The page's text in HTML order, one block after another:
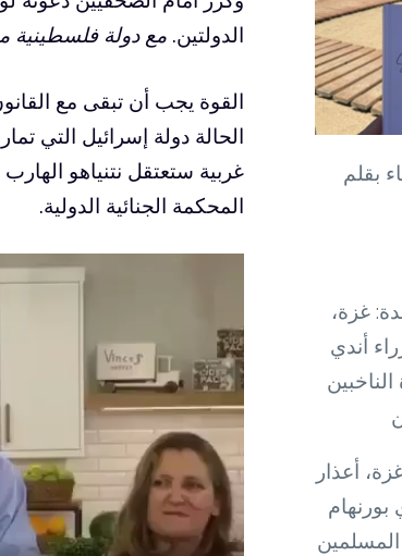
الدولتين. مع دولة فلسطينية
القوة يجب أن تبقى مع
الحالة دولة إسرائيل التي
غربية ستعتقل نتنياهو
المحكمة الجنائية الدولية.
بقلم
أعذار
بورنهام
المسلمين